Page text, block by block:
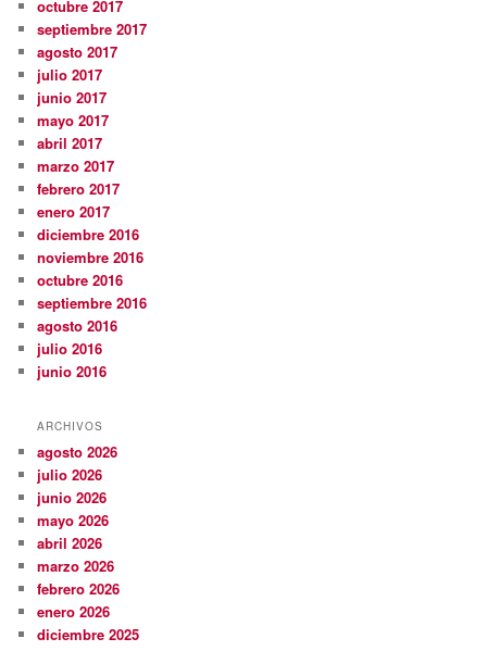
octubre 2017
septiembre 2017
agosto 2017
julio 2017
junio 2017
mayo 2017
abril 2017
marzo 2017
febrero 2017
enero 2017
diciembre 2016
noviembre 2016
octubre 2016
septiembre 2016
agosto 2016
julio 2016
junio 2016
ARCHIVOS
agosto 2026
julio 2026
junio 2026
mayo 2026
abril 2026
marzo 2026
febrero 2026
enero 2026
diciembre 2025